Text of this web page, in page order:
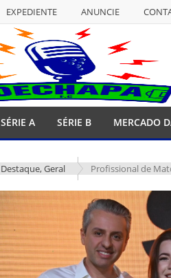
EXPEDIENTE ANUNCIE
EXPEDIENTE ANUNCIE
SÉRIE A SÉRIE B MERCADO
Destaque,Geral Profissional de